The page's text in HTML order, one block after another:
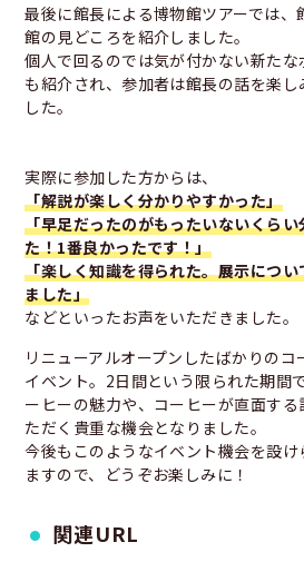
最後に館長による博物館ツアーでは
館の見どころを紹介しました。
個人で回るのでは気が付かない新た
も紹介され、参加者は館長の話を楽
した。
実際に参加した方からは、
「解説が楽しく分かりやすかった」
「早足だったのがもったいないくら
た！1番良かったです！」
「楽しく知識を得られた。展示につ
ました」
などといったお声をいただきました。
リニューアルオープンしたばかりの
イベント。2日間という限られた期間
ーヒーの魅力や、コーヒーが直面す
ただく貴重な機会となりました。
今後もこのようなイベント機会を設け
ますので、どうぞお楽しみに！
関連URL